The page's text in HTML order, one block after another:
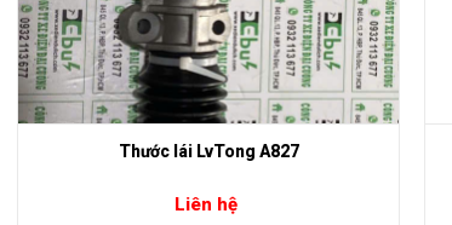
Trục láp WLD cho xe 23 chỗ
Liên hệ